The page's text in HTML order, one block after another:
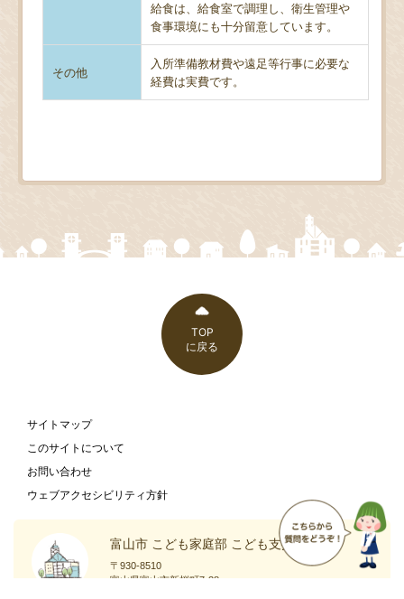
給食は、給食室で調理し、衛生管理や
食事環境にも十分留意しています。
その他
入所準備教材費や遠足等行事に必要な
経費は実費です。
TOP
に戻る
サイトマップ
このサイトについて
お問い合わせ
ウェブアクセシビリティ方針
富山市 こども家庭部 こども支援課
〒930-8510
富山県富山市新桜町7-38